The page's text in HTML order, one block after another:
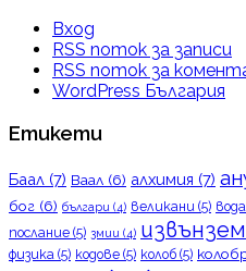
Вход
RSS поток за записи
RSS поток за
WordPress България
Етикети
Баал (7) Ваал (6) алхимия (7)
бог (6) българи (4) великани (5) вода
послание (5) змии (4)
физика (5) кодове (5) колоб (5)